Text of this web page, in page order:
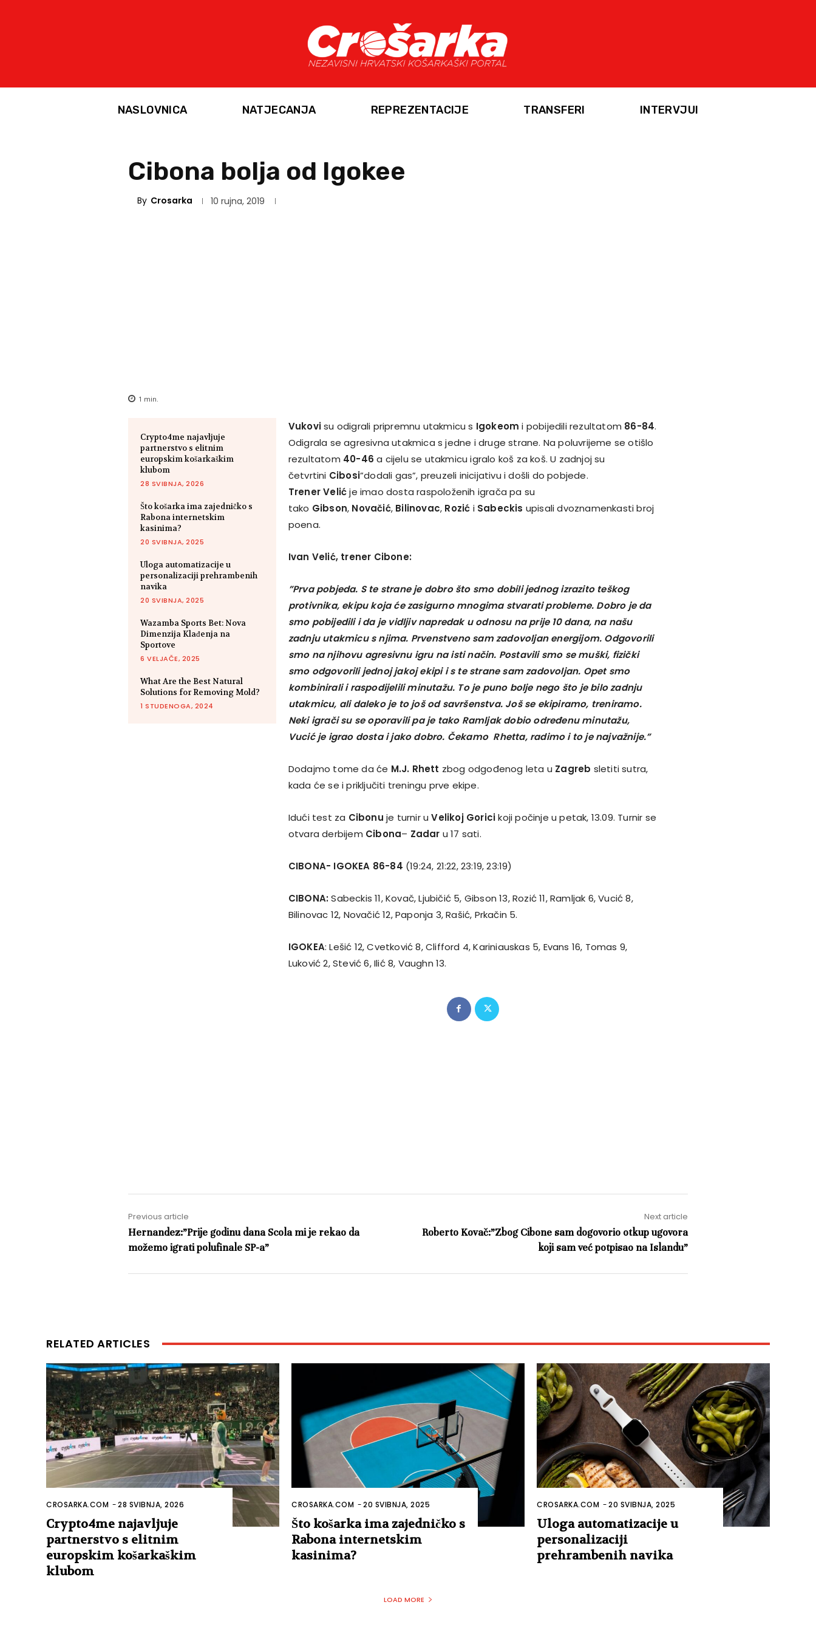
NASLOVNICA NATJECANJA REPREZENTACIJE TRANSFERI INTERVJUI
Cibona bolja od Igokee
By Crosarka 10 rujna, 2019
1 min.
Crypto4me najavljuje
partnerstvo s elitnim
europskim košarkaškim
klubom
28 SVIBNJA, 2026
Što košarka ima zajedničko s
Rabona internetskim
kasinima?
20 SVIBNJA, 2025
Uloga automatizacije u
personalizaciji prehrambenih
navika
20 SVIBNJA, 2025
Wazamba Sports Bet: Nova
Dimenzija Klađenja na
Sportove
6 VELJAČE, 2025
What Are the Best Natural
Solutions for Removing Mold?
1 STUDENOGA, 2024
Vukovisu odigrali pripremnu utakmicu s Igokeom i pobijedili rezultatom 86-84.
Odigrala se agresivna utakmica s jedne i druge strane. Na poluvrijeme se otišlo
rezultatom 40-46a cijelu se utakmicu igralo koš za koš. U zadnjoj su
četvrtini Cibosi”dodali gas”, preuzeli inicijativu i došli do pobjede.
Trener Velićje imao dosta raspoloženih igrača pa su
tako Gibson, Novačić, Bilinovac, Rozić i Sabeckis upisali dvoznamenkasti broj
poena.
Ivan Velić, trener Cibone:
”Prva pobjeda. S te strane je dobro što smo dobili jednog izrazito teškog
protivnika, ekipu koja će zasigurno mnogima stvarati probleme. Dobro je da
smo pobijedili i da je vidljiv napredak u odnosu na prije 10 dana, na našu
zadnju utakmicu s njima. Prvenstveno sam zadovoljan energijom. Odgovorili
smo na njihovu agresivnu igru na isti način. Postavili smo se muški, fizički
smo odgovorili jednoj jakoj ekipi i s te strane sam zadovoljan. Opet smo
kombinirali i raspodijelili minutažu. To je puno bolje nego što je bilo zadnju
utakmicu, ali daleko je to još od savršenstva. Još se ekipiramo, treniramo.
Neki igrači su se oporavili pa je tako Ramljak dobio određenu minutažu,
Vucić je igrao dosta i jako dobro. Čekamo Rhetta, radimo i to je najvažnije.”
Dodajmo tome da će M.J. Rhett zbog odgođenog leta u Zagreb sletiti sutra,
kada će se i priključiti treningu prve ekipe.
Idući test za Cibonu je turnir uVelikoj Goricikoji počinje u petak, 13.09. Turnir se
otvara derbijem Cibona– Zadar u 17 sati.
CIBONA- IGOKEA 86-84 (19:24, 21:22, 23:19, 23:19)
CIBONA:Sabeckis 11, Kovač, Ljubičić 5, Gibson 13, Rozić 11, Ramljak 6, Vucić 8,
Bilinovac 12, Novačić 12, Paponja 3, Rašić, Prkačin 5.
IGOKEA: Lešić 12, Cvetković 8, Clifford 4, Kariniauskas 5, Evans 16, Tomas 9,
Luković 2, Stević 6, Ilić 8, Vaughn 13.
Previous article
Hernandez:”Prije godinu dana Scola mi je rekao da
možemo igrati polufinale SP-a”
Next article
Roberto Kovač:”Zbog Cibone sam dogovorio otkup ugovora
koji sam već potpisao na Islandu”
RELATED ARTICLES
CROSARKA.COM -28 SVIBNJA, 2026
Crypto4me najavljuje
partnerstvo s elitnim
europskim košarkaškim
klubom
CROSARKA.COM -20 SVIBNJA, 2025
Što košarka ima zajedničko s
Rabona internetskim
kasinima?
CROSARKA.COM -20 SVIBNJA, 2025
Uloga automatizacije u
personalizaciji
prehrambenih navika
LOAD MORE